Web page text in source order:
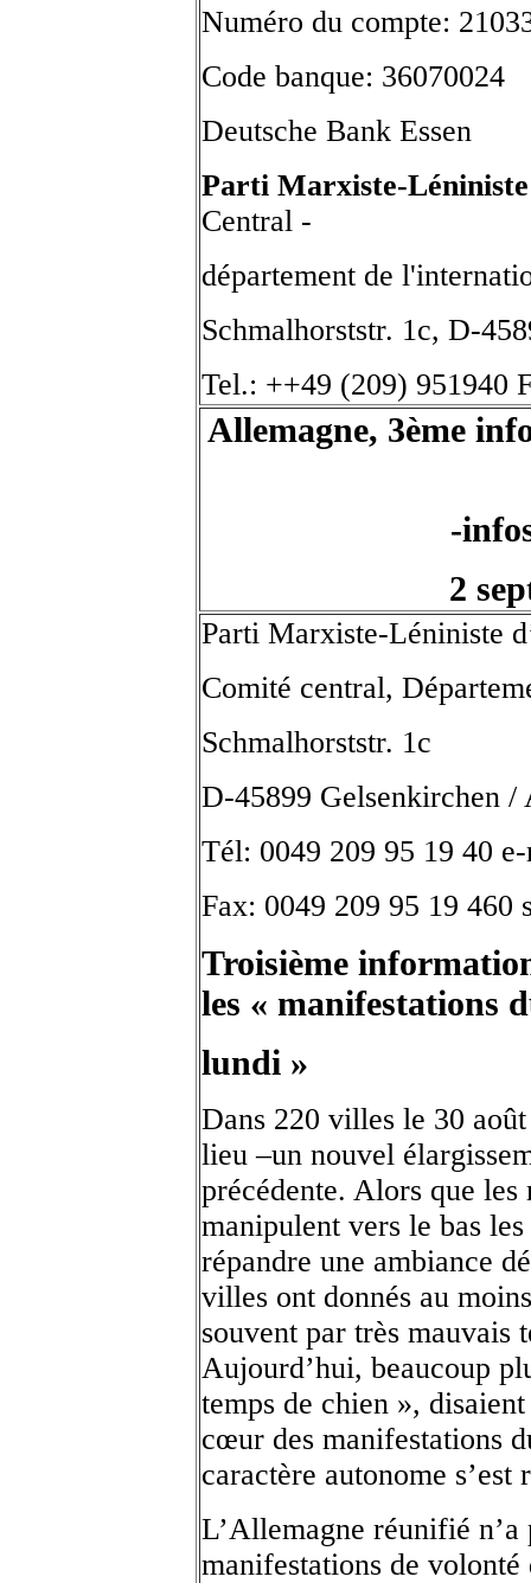
Numéro du compte:
Code banque: 36070024
Deutsche Bank Essen
Parti Marxiste-
Central -
département de
Schmalhorststr. 1c, D-
Tel.: ++49 (209) 951940
Allemagne, 3ème
-
2
Parti Marxiste-Léniniste
Comité central,
Schmalhorststr. 1c
D-45899 Gelsenkirchen /
Tél: 0049 209 95 19 40
Fax: 0049 209 95 19
Troisième
les « manifestations
lundi »
Dans 220 villes le 30
lieu –un nouvel
précédente. Alors que les
manipulent vers le bas
répandre une ambiance
villes ont donnés au
souvent par très mauvais
Aujourd’hui, beaucoup
temps de chien »,
cœur des manifestations
caractère autonome s’est
L’Allemagne réunifié n’a
manifestations de